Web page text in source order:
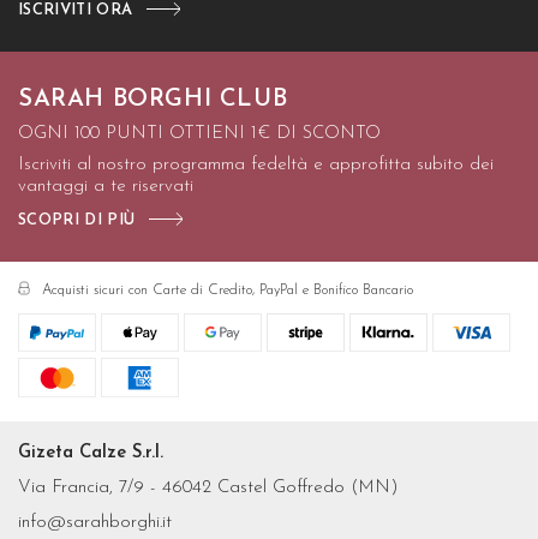
ISCRIVITI ORA
SARAH BORGHI CLUB
OGNI 100 PUNTI OTTIENI 1€ DI SCONTO
Iscriviti al nostro programma fedeltà e approfitta subito dei
vantaggi a te riservati
SCOPRI DI PIÙ
Acquisti sicuri con Carte di Credito, PayPal e Bonifico Bancario
Gizeta Calze S.r.l.
Via Francia, 7/9 - 46042 Castel Goffredo (MN)
info@sarahborghi.it